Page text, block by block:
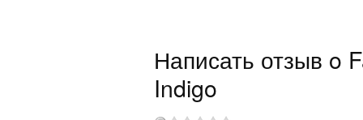
Написать отзыв o
Indigo